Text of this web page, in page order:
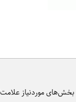
بخش‌های موردنیاز